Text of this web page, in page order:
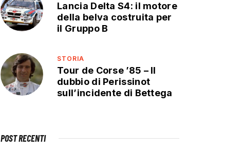
Lancia Delta S4: il motore
della belva costruita per
il Gruppo B
STORIA
Tour de Corse ’85 – Il
dubbio di Perissinot
sull’incidente di Bettega
POST RECENTI